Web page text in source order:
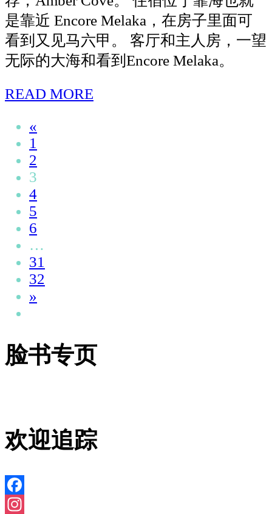
晚
人
均
是靠近 Encore Melaka，在房子里面可
看到又见马六甲。 客厅和主人房，一望
无际的大海和看到Encore Melaka。
READ MORE
一
可
睡
Posts
navigation
«
1
2
3
4
5
6
…
31
32
»
脸书专页
欢迎追踪
Facebook